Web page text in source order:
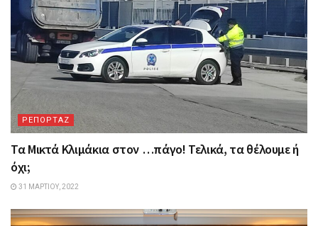
ΡΕΠΟΡΤΑΖ
Τα Mικτά Kλιμάκια στον …πάγο! Τελικά, τα θέλουμε ή
όχι;
31 ΜΑΡΤΊΟΥ, 2022